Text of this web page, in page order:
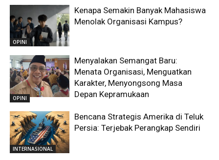
OPINI
Kenapa Semakin Banyak Mahasiswa
Menolak Organisasi Kampus?
OPINI
Menyalakan Semangat Baru:
Menata Organisasi, Menguatkan
Karakter, Menyongsong Masa
Depan Kepramukaan
INTERNASIONAL
Bencana Strategis Amerika di Teluk
Persia: Terjebak Perangkap Sendiri